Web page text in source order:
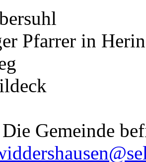
Pfarrer in
Gemeinde